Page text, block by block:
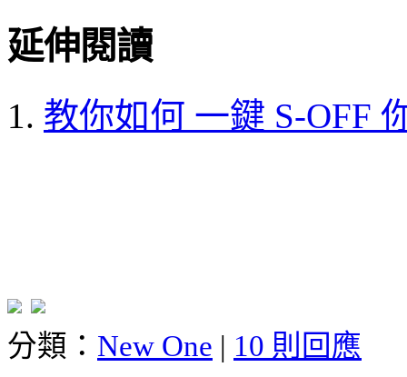
延伸閱讀
教你如何 一鍵 S-OFF
分類： New One | 10 則回應